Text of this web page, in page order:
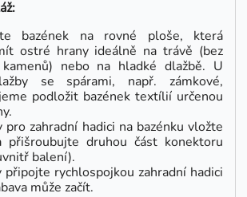
bazének na rovné ploše, která
ostré hrany ideálně na trávě (bez
nebo na hladké dlažbě. U
se spárami, např. zámkové,
podložit bazének textílií určenou
pro zahradní hadici na bazénku vložte
přišroubujte druhou část konektoru
balení).
připojte rychlospojkou zahradní hadici
může začít.